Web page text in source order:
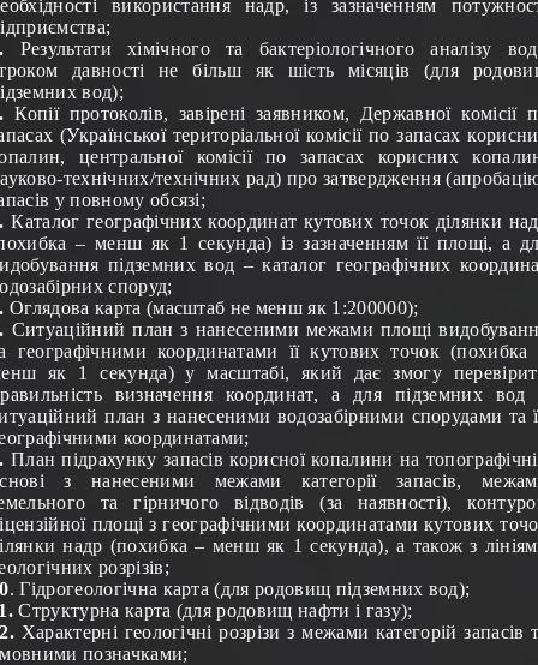
використання надр, із зазначенням
Результати хімічного та бактеріологічного аналізу
давності не більш як шість місяців (для
вод);
Копії протоколів, завірені заявником, Державної комісії
(Української територіальної комісії по запасах
центральної комісії по запасах корисних
технічних/технічних рад) про затвердження
у повному обсязі;
Каталог географічних координат кутових точок ділянки
– менш як 1 секунда) із зазначенням її площі, а
підземних вод – каталог географічних
споруд;
Оглядова карта (масштаб не менш як 1:200000);
Ситуаційний план з нанесеними межами площі
географічними координатами її кутових точок (похибка
як 1 секунда) у масштабі, який дає змогу
визначення координат, а для підземних вод
план з нанесеними водозабірними спорудами та
координатами;
План підрахунку запасів корисної копалини на
з нанесеними межами категорії запасів,
та гірничого відводів (за наявності),
площі з географічними координатами кутових
надр (похибка – менш як 1 секунда), а також з
розрізів;
. Гідрогеологічна карта (для родовищ підземних вод);
Структурна карта (для родовищ нафти і газу);
Характерні геологічні розрізи з межами категорій запасів
позначками;